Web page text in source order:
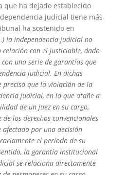
que ha dejado establecido
judicial tiene más
ha sostenido en
la independencia judicial no
relación con el justiciable, dado
una serie de garantías que
judicial. En dichas
que la violación de la
judicial, en lo que atañe a
de un juez en su cargo,
los derechos convencionales
afectado por una decisión
el período de su
la garantía institucional
se relaciona directamente